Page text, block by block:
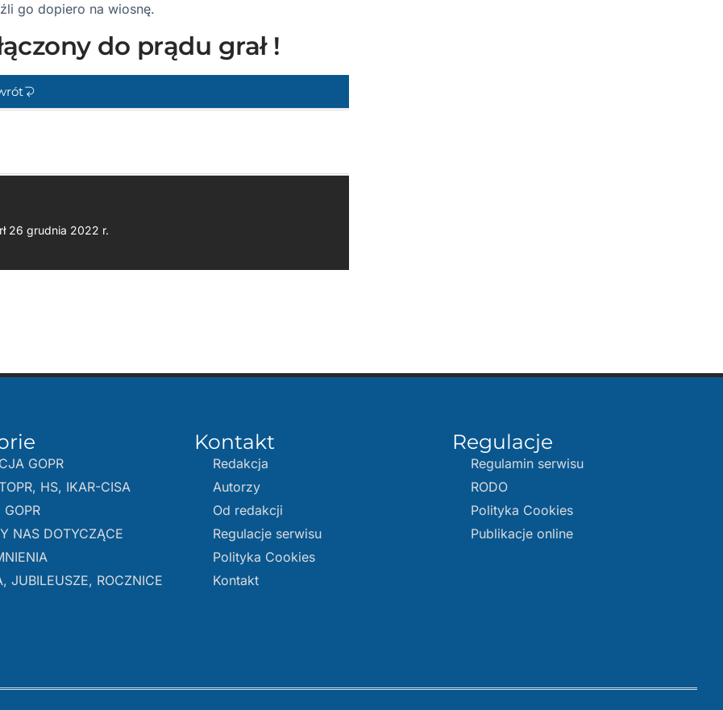
go dopiero na wiosnę.
do prądu grał !
26 grudnia 2022 r.
GOPR
HS, IKAR-CISA
NAS DOTYCZĄCE
JUBILEUSZE, ROCZNICE
Kontakt
Redakcja
Autorzy
Od redakcji
Regulacje serwisu
Polityka Cookies
Kontakt
Regulacje
Regulamin serwisu
RODO
Polityka Cookies
Publikacje online